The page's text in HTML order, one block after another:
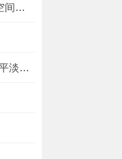
ASX200指数逼近阻力，后市还有上涨空间吗？
加拿大零售销售数据亮眼，但市场反应平淡：美元/加元，WTI